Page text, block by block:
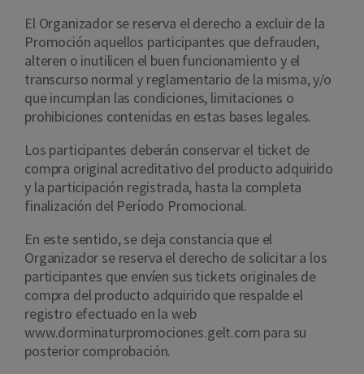
El Organizador se reserva el derecho a excluir de la
Promoción aquellos participantes que defrauden,
alteren o inutilicen el buen funcionamiento y el
transcurso normal y reglamentario de la misma, y/o
que incumplan las condiciones, limitaciones o
prohibiciones contenidas en estas bases legales.
Los participantes deberán conservar el ticket de
compra original acreditativo del producto adquirido
y la participación registrada, hasta la completa
finalización del Período Promocional.
En este sentido, se deja constancia que el
Organizador se reserva el derecho de solicitar a los
participantes que envíen sus tickets originales de
compra del producto adquirido que respalde el
registro efectuado en la web
www.dorminaturpromociones.gelt.com para su
posterior comprobación.